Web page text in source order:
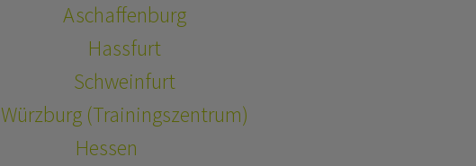
Aschaffenburg
Hassfurt
Schweinfurt
Würzburg (Trainingszentrum)
Hessen